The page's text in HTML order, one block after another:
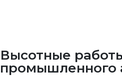
Высотные
промышленного